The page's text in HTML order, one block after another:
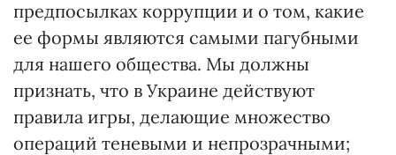
предпосылках коррупции и о том, какие
ее формы являются самыми пагубными
для нашего общества. Мы должны
признать, что в Украине действуют
правила игры, делающие множество
операций теневыми и непрозрачными;